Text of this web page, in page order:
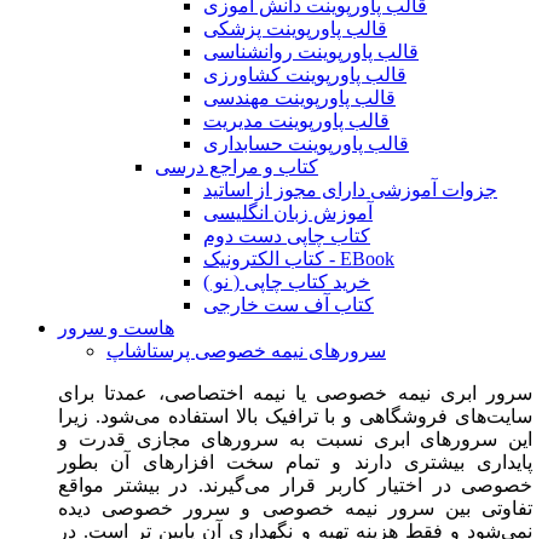
قالب پاورپوینت دانش آموزی
قالب پاورپوینت پزشکی
قالب پاورپوینت روانشناسی
قالب پاورپوینت کشاورزی
قالب پاورپوینت مهندسی
قالب پاورپوینت مدیریت
قالب پاورپوینت حسابداری
کتاب و مراجع درسی
جزوات آموزشی دارای مجوز از اساتید
آموزش زبان انگلیسی
کتاب چاپی دست دوم
کتاب الکترونیک - EBook
خرید کتاب چاپی ( نو )
کتاب آف ست خارجی
هاست و سرور
سرورهای نیمه خصوصی پرستاشاپ
سرور ابری نیمه خصوصی یا نیمه اختصاصی، عمدتا برای
سایت‌های فروشگاهی و با ترافیک بالا استفاده می‌شود. زیرا
این سرورهای ابری نسبت به سرورهای مجازی قدرت و
پایداری بیشتری دارند و تمام سخت افزارهای آن بطور
خصوصی در اختیار کاربر قرار می‌گیرند. در بیشتر مواقع
تفاوتی بین سرور نیمه خصوصی و سرور خصوصی دیده
نمی‌شود و فقط هزینه تهیه و نگهداری آن پایین تر است. در